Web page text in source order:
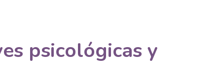
psicológicas y